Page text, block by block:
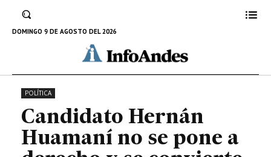
DOMINGO 9 DE AGOSTO DEL 2026
se pone a derecho y se convierte
en prófugo de la justicia
22 DE NOVIEMBRE DE 2024
POLÍTICA
Candidato Hernán
Huamaní no se pone a